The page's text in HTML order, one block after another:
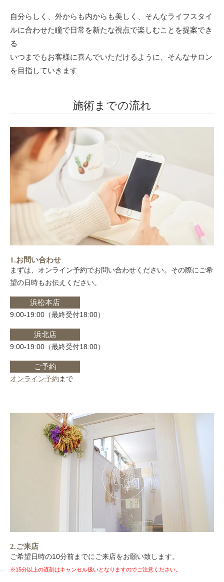
自分らしく、外からも内からも美しく、そんなライフスタイ
ルに合わせた瞳で日常を新たな視点で楽しむことを提案でき
る
いつまでもお客様に喜んでいただけるように、そんなサロン
を目指していきます
施術までの流れ
1.お問い合わせ
まずは、オンライン予約でお問い合わせください。その際にご希
望の日時もお伝えください。
浜松本店
9:00-19:00（最終受付18:00）
浜北店
9:00-19:00（最終受付18:00）
ご予約
オンライン予約まで
2.ご来店
ご希望日時の10分前までにご来店をお願い致します。
※15分以上の遅刻はキャンセル扱いとなりますのでご注意ください。